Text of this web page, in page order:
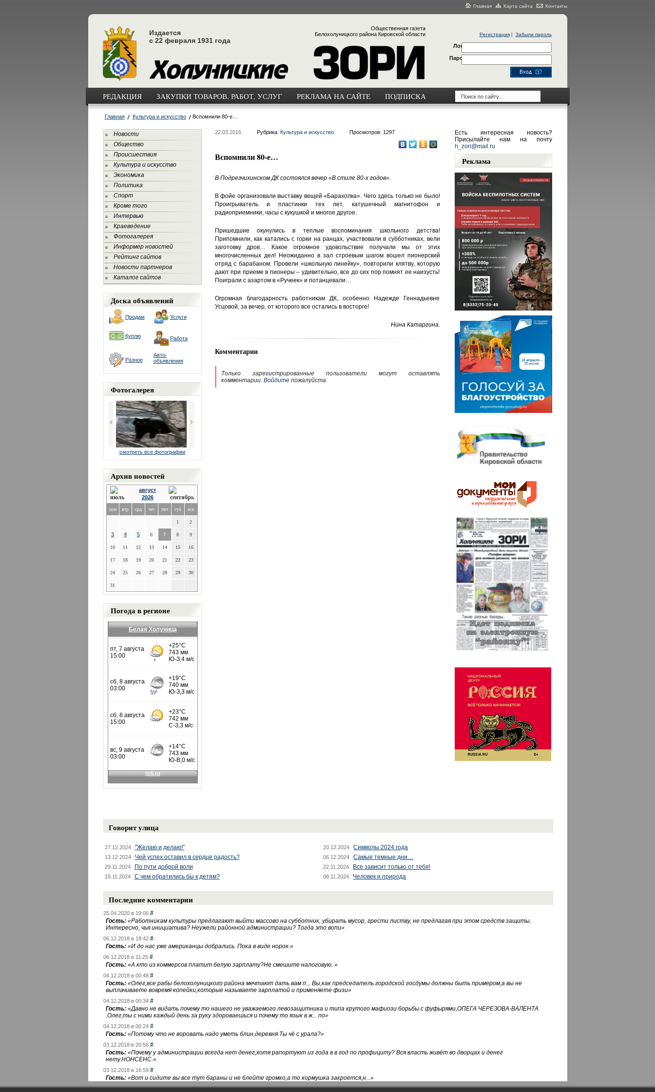
Главная Карта сайта Контакты
Издается
с 22 февраля 1931 года
Общественная газета
Белохолуницкого района Кировской области
Регистрация| Забыли пароль
Логин
Пароль
РЕДАКЦИЯ ЗАКУПКИ ТОВАРОВ, РАБОТ, УСЛУГ РЕКЛАМА НА САЙТЕ ПОДПИСКА
Главная Культура и искусство Вспомнили 80-е…
Новости
Общество
Происшествия
Культура и искусство
Экономика
Политика
Спорт
Кроме того
Интервью
Краеведение
Фотогалерея
Информер новостей
Рейтинг сайтов
Новости партнеров
Каталог сайтов
Доска объявлений
Продам Услуги
Куплю Работа
Разное
Авто-
объявления
Фотогалерея
смотреть все фотографии
Архив новостей
август
2026
пон втр срд чет пят суб вск
1 2
3 4 5 6 7 8 9
10 11 12 13 14 15 16
17 18 19 20 21 22 23
24 25 26 27 28 29 30
31
Погода в регионе
Белая Холуница
22.03.2016 Рубрика: Культура и искусство Просмотров: 1297
Вспомнили 80-е…
В Подрезчихинском ДК состоялся вечер «В стиле 80-х годов».
В фойе организовали выставку вещей «Барахолка». Чего здесь только не было!
Проигрыватель и пластинки тех лет, катушечный магнитофон и
радиоприемники, часы с кукушкой и многое другое.
Пришедшие окунулись в теплые воспоминания школьного детства!
Припомнили, как катались с горки на ранцах, участвовали в субботниках, вели
заготовку дров… Какое огромное удовольствие получали мы от этих
многочисленных дел! Неожиданно в зал строевым шагом вошел пионерский
отряд с барабаном. Провели «школьную линейку», повторили клятву, которую
дают при приеме в пионеры – удивительно, все до сих пор помнят ее наизусть!
Поиграли с азартом в «Ручеек» и потанцевали…
Огромная благодарность работникам ДК, особенно Надежде Геннадьевне
Усцовой, за вечер, от которого все остались в восторге!
Нина Катаргина.
Комментарии
Только зарегистрированные пользователи могут оставлять
комментарии. Войдитепожалуйста.
Есть интересная новость?
Присылайте нам на почту
h_zori@mail.ru
Реклама
Говорит улица
27.12.2024 "Желаю и делаю!" 20.12.2024 Символы 2024 года
13.12.2024 Чей успех оставил в сердце радость? 06.12.2024 Самые темные дни…
29.11.2024 По пути доброй воли 22.11.2024 Все зависит только от тебя!
15.11.2024 С чем обратились бы к детям? 08.11.2024 Человек и природа
Последние комментарии
25.04.2020 в 19:06 #
Гость: «Работникам культуры предлагают выйти массово на субботник, убирать мусор, грести листву, не предлагая при этом средств защиты.
Интересно, чья инициатива? Неужели районной администрации? Тогда это вопи»
06.12.2018 в 18:42 #
Гость: «И до нас уже американцы добрались. Пока в виде норок.»
06.12.2018 в 11:25 #
Гость: «А кто из коммерсов платит белую зарплату?Не смешите налоговую. »
04.12.2018 в 00:48 #
Гость: «Олег,все рабы белохолуницкого района мечтают дать вам п... Вы,как председатель городской госдумы должны быть примером,а вы не
выплачиваете вовремя копейки,которые называете зарплатой и применяете физи»
04.12.2018 в 00:34 #
Гость: «Давно не видать почему то нашего не уважаемого левозащитника и типа крутого мафиози борьбы с фуфырями,ОПЕГА ЧЕРЕЗОВА-ВАЛЕНТА
.Олег,ты с ними каждый день за руку здороваешься и почему то язык в ж... по»
04.12.2018 в 00:24 #
Гость: «Потому что не воровать надо уметь блин,деревня.Ты чё с урала?»
03.12.2018 в 20:56 #
Гость: «Почему у администрации всегда нет денег,хотя рапортуют из года в в год по профициту? Вся власть живёт во дворцах и денег
нету.НОНСЕНС.»
03.12.2018 в 16:59 #
Гость: «Вот и сидите вы все тут бараны и не блейте громко,а то кормушка закроется,н...»